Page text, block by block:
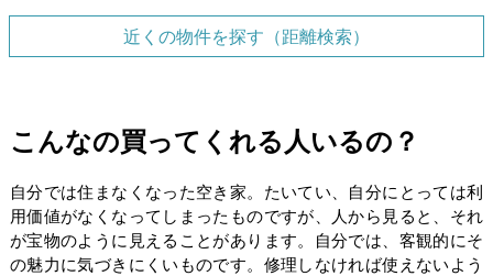
近くの物件を探す（距離検索）
こんなの買ってくれる人いるの？
自分では住まなくなった空き家。たいてい、自分にとっては利
用価値がなくなってしまったものですが、人から見ると、それ
が宝物のように見えることがあります。自分では、客観的にそ
の魅力に気づきにくいものです。修理しなければ使えないよう